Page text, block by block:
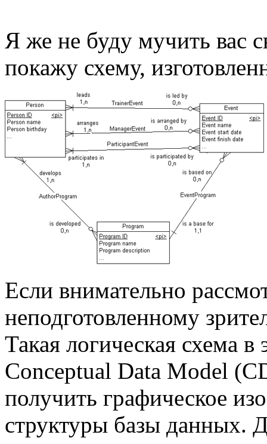
Я же не буду мучить вас
покажу схему,
Если внимательно
неподготовленному
Такая логическая схема в
Conceptual Data Model
получить графическое
структуры базы данных.